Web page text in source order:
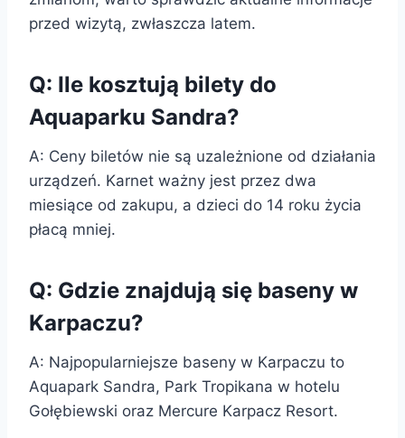
przed wizytą, zwłaszcza latem.
Q: Ile kosztują bilety do
Aquaparku Sandra?
A: Ceny biletów nie są uzależnione od działania
urządzeń. Karnet ważny jest przez dwa
miesiące od zakupu, a dzieci do 14 roku życia
płacą mniej.
Q: Gdzie znajdują się baseny w
Karpaczu?
A: Najpopularniejsze baseny w Karpaczu to
Aquapark Sandra, Park Tropikana w hotelu
Gołębiewski oraz Mercure Karpacz Resort.